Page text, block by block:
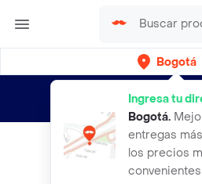
Bogotá
Ingresa tu
Bogotá.
entregas
los precios
envíos gratis por